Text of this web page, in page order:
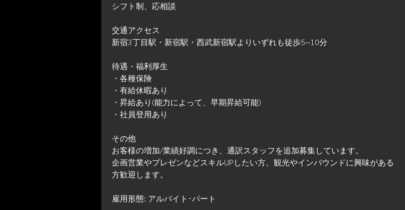
シフト制、応相談
交通アクセス
新宿3丁目駅・新宿駅・西武新宿駅よりいずれも徒歩5~10分
待遇・福利厚生
・各種保険
・有給休暇あり
・昇給あり(能力によって、早期昇給可能)
・社員登用あり
その他
お客様の増加/業績好調につき、通訳スタッフを追加募集しています。
企画営業やプレゼンなどスキルUPしたい方、観光やインバウンドに興味がある
方歓迎します。
雇用形態: アルバイト･パート